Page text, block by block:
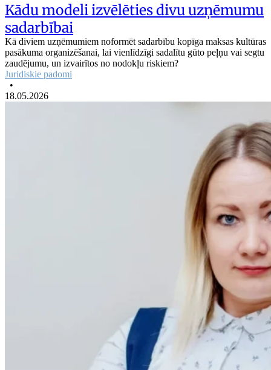
Kādu modeli izvēlēties divu uzņēmumu
sadarbībai
Kā diviem uzņēmumiem noformēt sadarbību kopīga maksas kultūras
pasākuma organizēšanai, lai vienlīdzīgi sadalītu gūto peļņu vai segtu
zaudējumu, un izvairītos no nodokļu riskiem?
Juridiskie padomi
•
18.05.2026